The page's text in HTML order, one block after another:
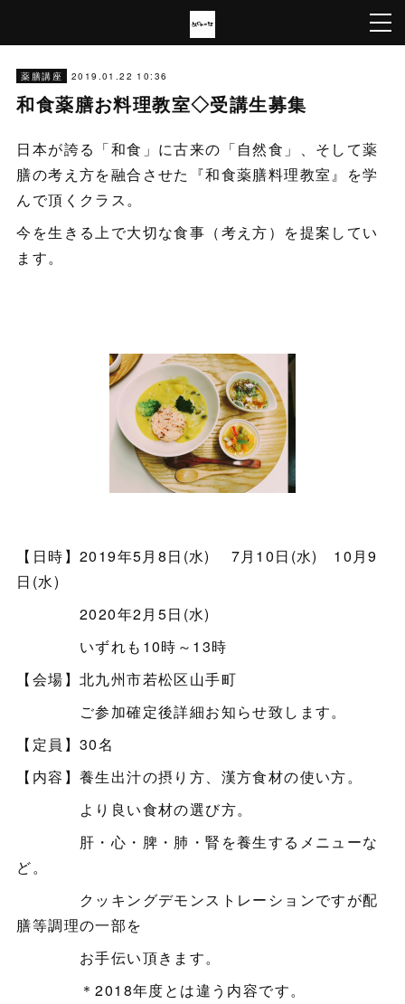
薬膳講座 2019.01.22 10:36
和食薬膳お料理教室◇受講生募集
日本が誇る「和食」に古来の「自然食」、そして薬
膳の考え方を融合させた『和食薬膳料理教室』を学
んで頂くクラス。
今を生きる上で大切な食事（考え方）を提案してい
ます。
【日時】2019年5月8日(水) 7月10日(水) 10月9
日(水)
2020年2月5日(水)
いずれも10時～13時
【会場】北九州市若松区山手町
ご参加確定後詳細お知らせ致します。
【定員】30名
【内容】養生出汁の摂り方、漢方食材の使い方。
より良い食材の選び方。
肝・心・脾・肺・腎を養生するメニューな
ど。
クッキングデモンストレーションですが配
膳等調理の一部を
お手伝い頂きます。
＊2018年度とは違う内容です。